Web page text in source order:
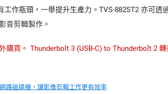
作瓶頸，一舉提升生產力。TVS-882ST2 亦可
音剪輯製作。
買。 Thunderbolt 3 (USB-C) to Thunderbolt 2
路磁碟機，讓影像剪輯工作更有效率